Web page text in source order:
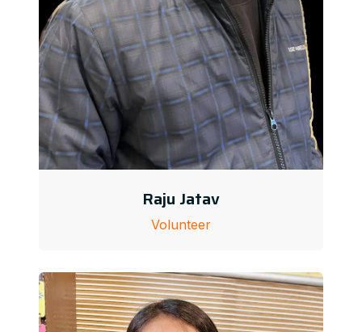
Raju Jatav
Volunteer